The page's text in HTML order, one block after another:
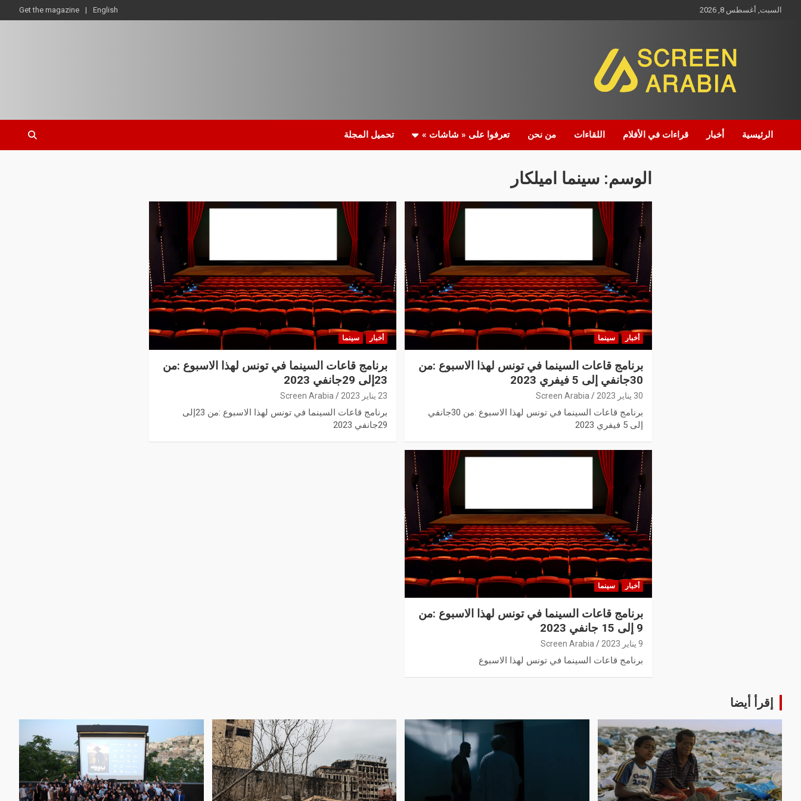
السبت, أغسطس 8, 2026 English
Get the magazine
Screen Arabia
الرئيسية أخبار قراءات في الأفلام اللقاءات من نحن تعرفوا على « شاشات » تحميل المجلة
الوسم:سينما اميلكار
أخبار سينما
برنامج قاعات السينما في تونس لهذا الاسبوع :من
30جانفي إلى 5 فيفري 2023
30 يناير 2023 Screen Arabia
برنامج قاعات السينما في تونس لهذا الاسبوع :من 30جانفي
إلى 5 فيفري 2023
أخبار سينما
برنامج قاعات السينما في تونس لهذا الاسبوع :من
23إلى 29جانفي 2023
23 يناير 2023 Screen Arabia
برنامج قاعات السينما في تونس لهذا الاسبوع :من 23إلى
29جانفي 2023
أخبار سينما
برنامج قاعات السينما في تونس لهذا الاسبوع :من
9 إلى 15 جانفي 2023
9 يناير 2023 Screen Arabia
برنامج قاعات السينما في تونس لهذا الاسبوع
إقرأ أيضا